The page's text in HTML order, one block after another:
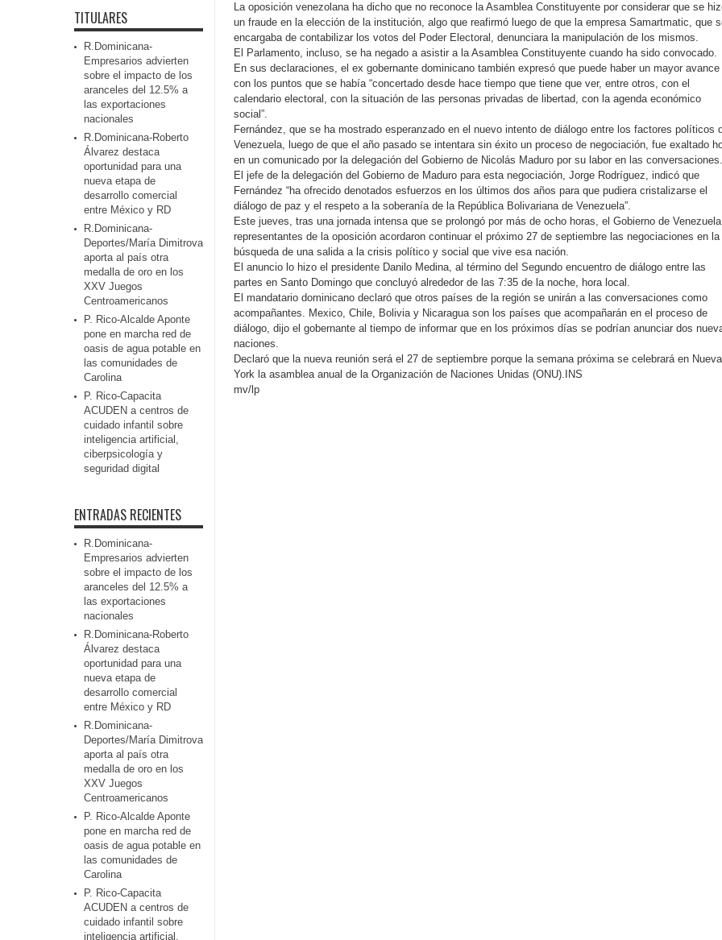
La oposición venezolana ha dicho que no reconoce la Asamblea Constituyente por considerar que se
un fraude en la elección de la institución, algo que reafirmó luego de que la empresa Samartmatic, que
encargaba de contabilizar los votos del Poder Electoral, denunciara la manipulación de los mismos.
El Parlamento, incluso, se ha negado a asistir a la Asamblea Constituyente cuando ha sido convocado.
En sus declaraciones, el ex gobernante dominicano también expresó que puede haber un mayor avance
con los puntos que se había “concertado desde hace tiempo que tiene que ver, entre otros, con el
calendario electoral, con la situación de las personas privadas de libertad, con la agenda económico
social”.
Fernández, que se ha mostrado esperanzado en el nuevo intento de diálogo entre los factores políticos
Venezuela, luego de que el año pasado se intentara sin éxito un proceso de negociación, fue exaltado
en un comunicado por la delegación del Gobierno de Nicolás Maduro por su labor en las conversaciones.
El jefe de la delegación del Gobierno de Maduro para esta negociación, Jorge Rodríguez, indicó que
Fernández “ha ofrecido denotados esfuerzos en los últimos dos años para que pudiera cristalizarse el
diálogo de paz y el respeto a la soberanía de la República Bolivariana de Venezuela”.
Este jueves, tras una jornada intensa que se prolongó por más de ocho horas, el Gobierno de
representantes de la oposición acordaron continuar el próximo 27 de septiembre las negociaciones en la
búsqueda de una salida a la crisis político y social que vive esa nación.
El anuncio lo hizo el presidente Danilo Medina, al término del Segundo encuentro de diálogo entre las
partes en Santo Domingo que concluyó alrededor de las 7:35 de la noche, hora local.
El mandatario dominicano declaró que otros países de la región se unirán a las conversaciones como
acompañantes. Mexico, Chile, Bolivia y Nicaragua son los países que acompañarán en el proceso de
diálogo, dijo el gobernante al tiempo de informar que en los próximos días se podrían anunciar dos
naciones.
Declaró que la nueva reunión será el 27 de septiembre porque la semana próxima se celebrará en Nueva
York la asamblea anual de la Organización de Naciones Unidas (ONU).INS
mv/lp
TITULARES
R.Dominicana-
Empresarios advierten
sobre el impacto de los
aranceles del 12.5% a
las exportaciones
nacionales
R.Dominicana-Roberto
Álvarez destaca
oportunidad para una
nueva etapa de
desarrollo comercial
entre México y RD
R.Dominicana-
Deportes/María Dimitrova
aporta al país otra
medalla de oro en los
XXV Juegos
Centroamericanos
P. Rico-Alcalde Aponte
pone en marcha red de
oasis de agua potable en
las comunidades de
Carolina
P. Rico-Capacita
ACUDEN a centros de
cuidado infantil sobre
inteligencia artificial,
ciberpsicología y
seguridad digital
ENTRADAS RECIENTES
R.Dominicana-
Empresarios advierten
sobre el impacto de los
aranceles del 12.5% a
las exportaciones
nacionales
R.Dominicana-Roberto
Álvarez destaca
oportunidad para una
nueva etapa de
desarrollo comercial
entre México y RD
R.Dominicana-
Deportes/María Dimitrova
aporta al país otra
medalla de oro en los
XXV Juegos
Centroamericanos
P. Rico-Alcalde Aponte
pone en marcha red de
oasis de agua potable en
las comunidades de
Carolina
P. Rico-Capacita
ACUDEN a centros de
cuidado infantil sobre
inteligencia artificial,